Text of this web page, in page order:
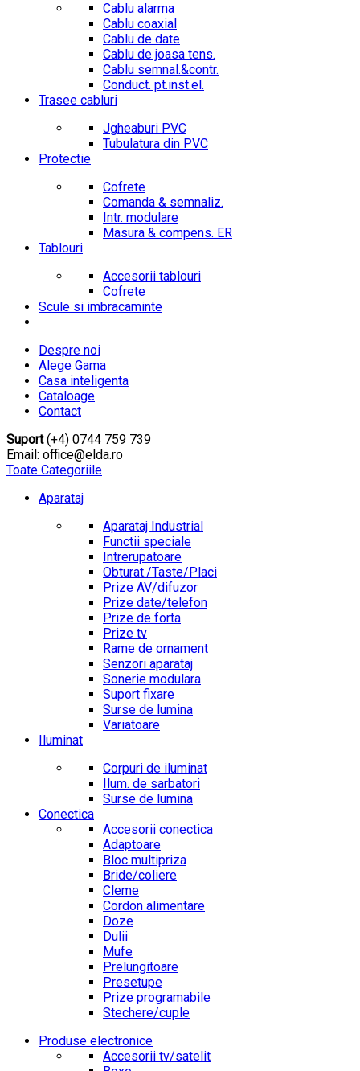
Cablu alarma
Cablu coaxial
Cablu de date
Cablu de joasa tens.
Cablu semnal.&contr.
Conduct. pt.inst.el.
Trasee cabluri
Jgheaburi PVC
Tubulatura din PVC
Protectie
Cofrete
Comanda & semnaliz.
Intr. modulare
Masura & compens. ER
Tablouri
Accesorii tablouri
Cofrete
Scule si imbracaminte
Despre noi
Alege Gama
Casa inteligenta
Cataloage
Contact
Suport(+4) 0744 759 739
Email: office@elda.ro
Toate Categoriile
Aparataj
Aparataj Industrial
Functii speciale
Intrerupatoare
Obturat./Taste/Placi
Prize AV/difuzor
Prize date/telefon
Prize de forta
Prize tv
Rame de ornament
Senzori aparataj
Sonerie modulara
Suport fixare
Surse de lumina
Variatoare
Iluminat
Corpuri de iluminat
Ilum. de sarbatori
Surse de lumina
Conectica
Accesorii conectica
Adaptoare
Bloc multipriza
Bride/coliere
Cleme
Cordon alimentare
Doze
Dulii
Mufe
Prelungitoare
Presetupe
Prize programabile
Stechere/cuple
Produse electronice
Accesorii tv/satelit